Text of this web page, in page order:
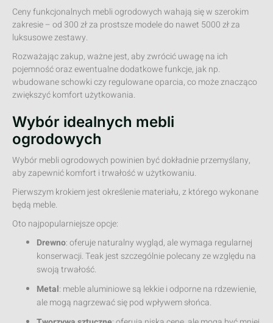
Ceny funkcjonalnych mebli ogrodowych wahają się w szerokim
zakresie – od 300 zł za prostsze modele do nawet 5000 zł za
luksusowe zestawy.
Rozważając zakup, ważne jest, aby zwrócić uwagę na ich
pojemność oraz ewentualne dodatkowe funkcje, jak np.
wbudowane schowki czy regulowane oparcia, co może znacząco
zwiększyć komfort użytkowania.
Wybór idealnych mebli
ogrodowych
Wybór mebli ogrodowych powinien być dokładnie przemyślany,
aby zapewnić komfort i trwałość w użytkowaniu.
Pierwszym krokiem jest określenie materiału, z którego wykonane
będą meble.
Oto najpopularniejsze opcje:
Drewno: oferuje naturalny wygląd, ale wymaga regularnej
konserwacji. Teak jest szczególnie polecany ze względu na
swoją trwałość.
Metal: meble aluminiowe są lekkie i odporne na rdzewienie,
ale mogą nagrzewać się pod wpływem słońca.